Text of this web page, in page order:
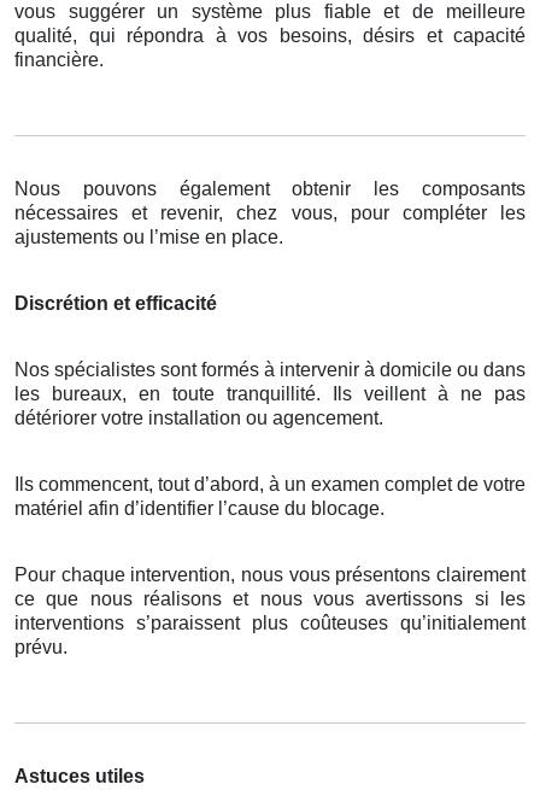
vous suggérer un système plus fiable et de meilleure
qualité, qui répondra à vos besoins, désirs et capacité
financière.
Nous pouvons également obtenir les composants
nécessaires et revenir, chez vous, pour compléter les
ajustements ou l’mise en place.
Discrétion et efficacité
Nos spécialistes sont formés à intervenir à domicile ou dans
les bureaux, en toute tranquillité. Ils veillent à ne pas
détériorer votre installation ou agencement.
Ils commencent, tout d’abord, à un examen complet de votre
matériel afin d’identifier l’cause du blocage.
Pour chaque intervention, nous vous présentons clairement
ce que nous réalisons et nous vous avertissons si les
interventions s’paraissent plus coûteuses qu’initialement
prévu.
Astuces utiles